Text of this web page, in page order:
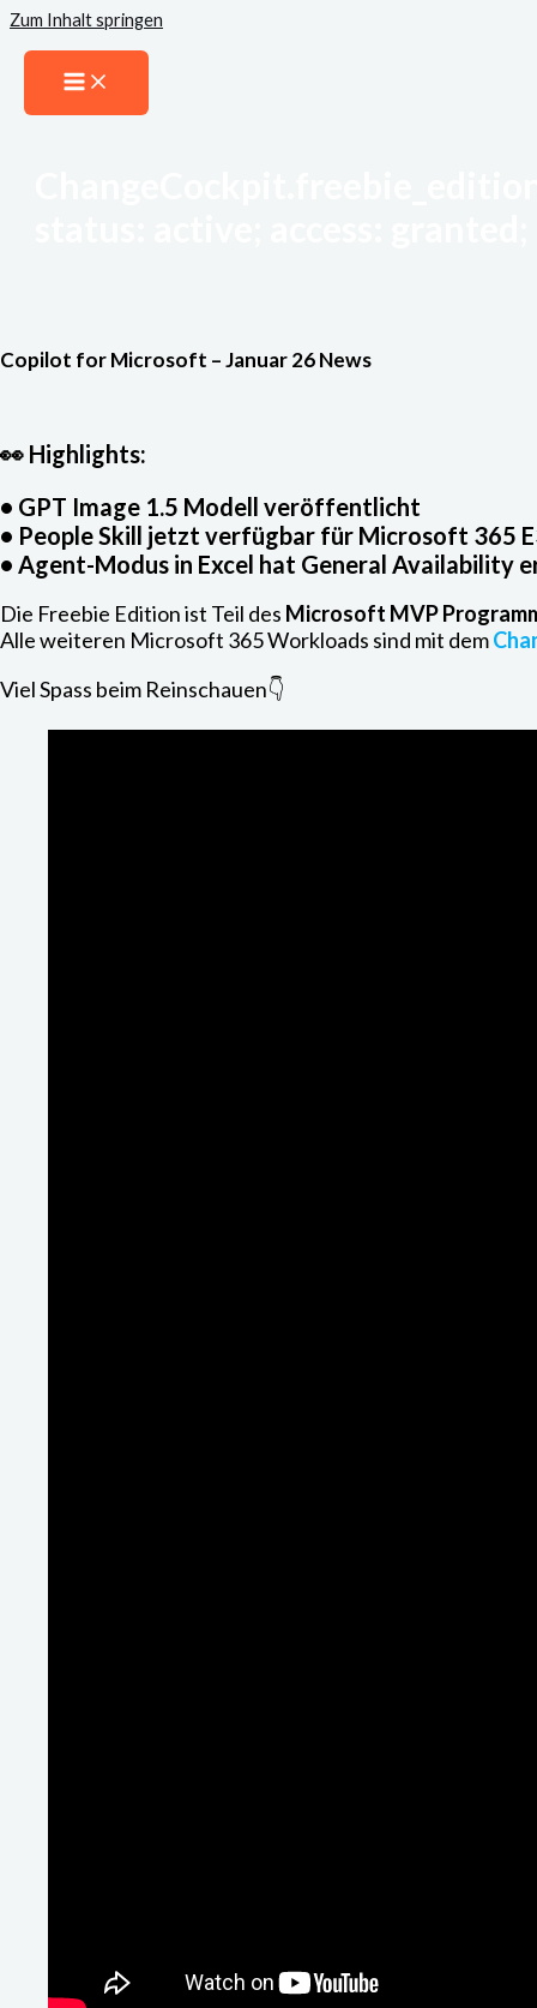
Zum Inhalt springen
Copilot for Microsoft – Januar 26 News
👀 Highlights:
• GPT Image 1.5 Modell veröffentlicht
• People Skill jetzt verfügbar für Microsoft 365
• Agent-Modus in Excel hat General Availability
Die Freebie Edition ist Teil des Microsoft MVP
Alle weiteren Microsoft 365 Workloads sind mit dem
Viel Spass beim Reinschauen👇